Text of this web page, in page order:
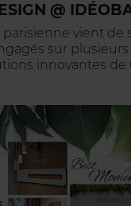
@
vient de
sur
innovantes de